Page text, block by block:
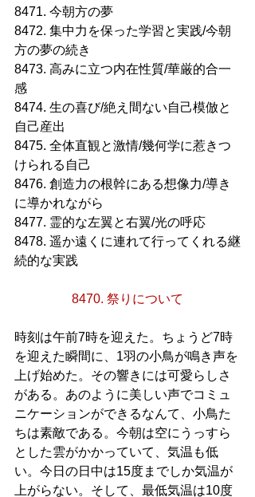
8471. 今朝方の夢
8472. 集中力を保った学習と実践/今朝
方の夢の続き
8473. 高みに立つ内在性質/華厳的合一
感
8474. 生の喜び/絶え間ない自己模倣と
自己産出
8475. 全体直観と激情/幾何学に惹きつ
けられる自己
8476. 創造力の根幹にある想像力/導き
に導かれながら
8477. 霊的な左翼と右翼/光の呼応
8478. 遥か遠くに連れて行ってくれる継
続的な実践
8470. 祭りについて
時刻は午前7時を迎えた。ちょうど7時
を迎えた瞬間に、1羽の小鳥が鳴き声を
上げ始めた。その響きには可愛らしさ
がある。あのように美しい声でコミュ
ニケーションができるなんて、小鳥た
ちは素敵である。今朝は空にうっすら
とした雲がかかっていて、気温も低
い。今日の日中は15度までしか気温が
上がらない。そして、最低気温は10度